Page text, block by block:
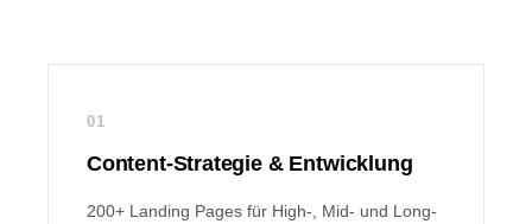
01
Content-Strategie & Entwicklung
200+ Landing Pages für High-, Mid- und Long-